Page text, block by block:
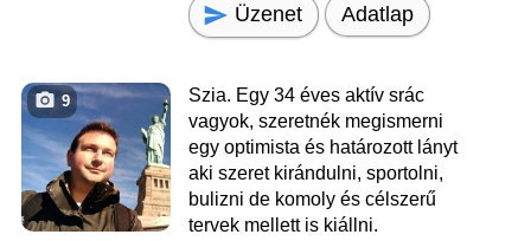
Üzenet Adatlap
9
Szia. Egy 34 éves aktív srác
vagyok, szeretnék megismerni
egy optimista és határozott lányt
aki szeret kirándulni, sportolni,
bulizni de komoly és célszerű
tervek mellett is kiállni.